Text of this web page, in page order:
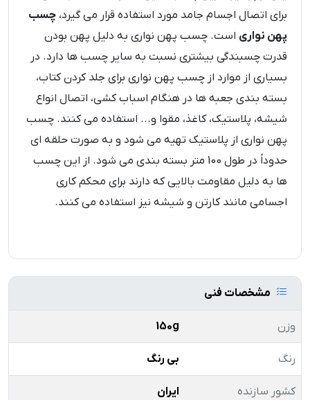
برای اتصال اجسام جامد مورد استفاده قرار می گیرد، چسب
پهن نواری است. چسب پهن نواری به دلیل پهن بودن
قدرت چسبندگی بیشتری نسبت به سایر چسب ها دارد. در
بسیاری از موارد از چسب پهن نواری برای جلد کردن کتاب،
بسته بندی جعبه ها در هنگام اسباب کشی، اتصال انواع
شیشه، پلاستیک، کاغذ، مقوا و... استفاده می کنند. چسب
پهن نواری از پلاستیک تهیه می شود و به صورت حلقه ای
حدوداً در طول 100 متر بسته بندی می شود. از این چسب
ها به دلیل مقاومت بالایی که دارند برای محکم کاری
اجسامی مانند کارتن و شیشه نیز استفاده می کنند.
مشخصات فنی
وزن 150g
رنگ بی رنگ
کشور سازنده ایران